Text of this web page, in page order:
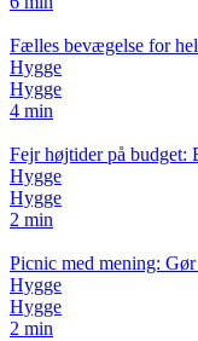
Fælles bevægelse for
Hygge
Hygge
4 min
Fejr højtider på
Hygge
Hygge
2 min
Picnic med mening:
Hygge
Hygge
2 min